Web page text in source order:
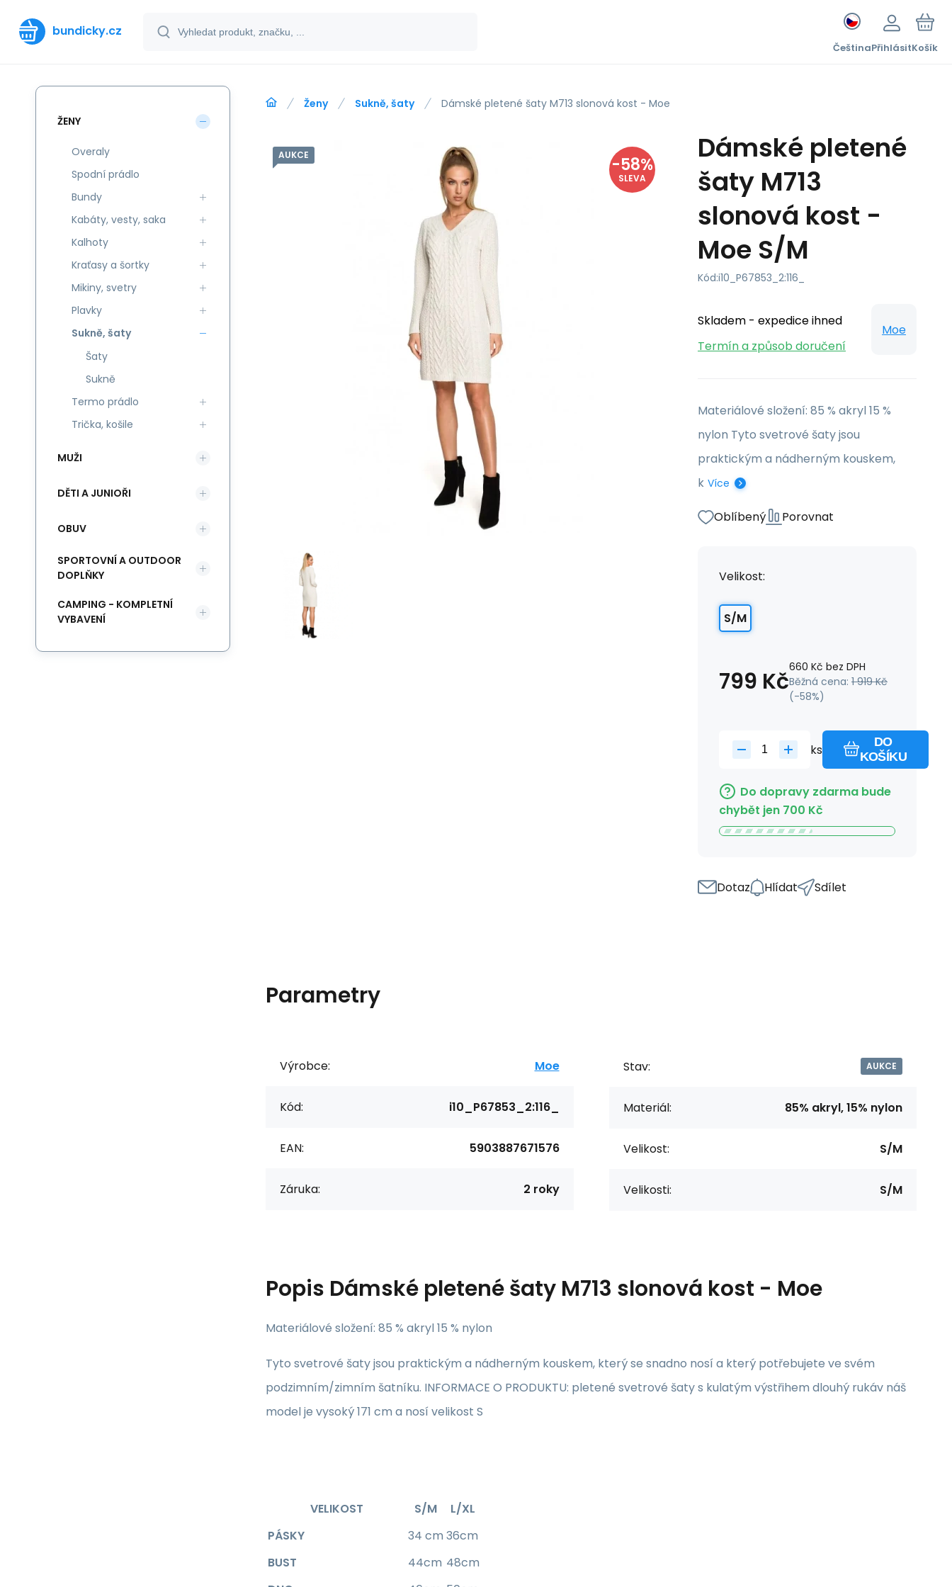
bundicky.cz
ČeštinaPřihlásitKošík
Ženy Sukně, šaty Dámské pletené šaty M713 slonová kost - Moe
AUKCE -58%
SLEVA
Dámské pletené
šaty M713
slonová kost -
Moe S/M
Kód:i10_P67853_2:116_
Skladem - expedice ihned
Termín a způsob doručení
Moe
Materiálové složení: 85 % akryl 15 %
nylon Tyto svetrové šaty jsou
praktickým a nádherným kouskem,
k Více
Oblíbený Porovnat
Velikost:
S/M
799 Kč660 Kč bez DPH
Běžná cena: 1 919 Kč
(-58%)
ks
DO
KOŠÍKU
Do dopravy zdarma bude
chybět jen 700 Kč
Dotaz Hlídat Sdílet
Parametry
Výrobce: Moe
Kód: i10_P67853_2:116_
EAN: 5903887671576
Záruka: 2 roky
Stav: AUKCE
Materiál: 85% akryl, 15% nylon
Velikost: S/M
Velikosti: S/M
Popis Dámské pletené šaty M713 slonová kost - Moe
Materiálové složení: 85 % akryl 15 % nylon
Tyto svetrové šaty jsou praktickým a nádherným kouskem, který se snadno nosí a který potřebujete ve svém
podzimním/zimním šatníku. INFORMACE O PRODUKTU: pletené svetrové šaty s kulatým výstřihem dlouhý rukáv náš
model je vysoký 171 cm a nosí velikost S
VELIKOST S/M
L/XL
PÁSKY
34 cm 36cm
BUST
44cm 48cm
ŽENY
Overaly
Spodní prádlo
Bundy
Kabáty, vesty, saka
Kalhoty
Kraťasy a šortky
Mikiny, svetry
Plavky
Sukně, šaty
Šaty
Sukně
Termo prádlo
Trička, košile
MUŽI
DĚTI A JUNIOŘI
OBUV
SPORTOVNÍ A OUTDOOR
DOPLŇKY
CAMPING - KOMPLETNÍ
VYBAVENÍ